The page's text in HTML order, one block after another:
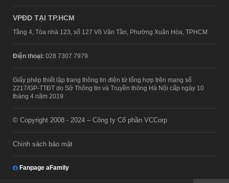
VPĐD TẠI TP.HCM
Tầng 4, Tòa nhà 123, số 127 Võ Văn Tần, Phường Xuân Hòa, TPHCM
Điện thoại: 028 7307 7979
Giấy phép thiết lập trang thông tin điện tử tổng hợp trên mạng số
2217/GP-TTĐT do Sở Thông tin và Truyền thông Hà Nội cấp ngày 10
tháng 4 năm 2019
© Copyright 2008 - 2024 – Công ty Cổ phần VCCorp
Chính sách bảo mật
Fanpage aFamily